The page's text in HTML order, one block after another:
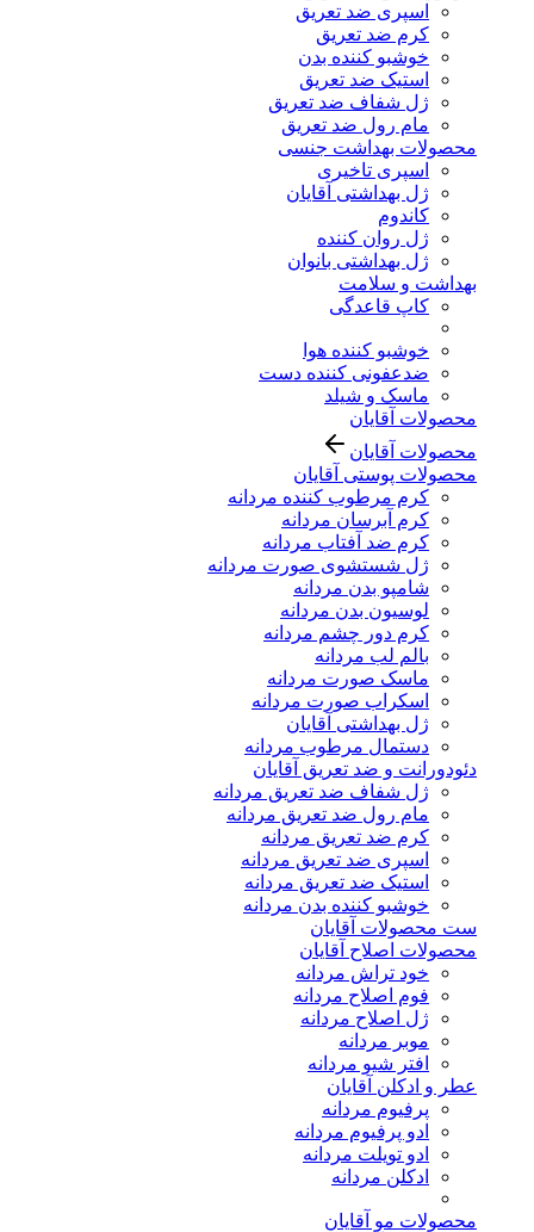
اسپری ضد تعریق
کرم ضد تعریق
خوشبو کننده بدن
استیک ضد تعریق
ژل شفاف ضد تعریق
مام رول ضد تعریق
محصولات بهداشت جنسی
اسپری تاخیری
ژل بهداشتی آقایان
کاندوم
ژل روان کننده
ژل بهداشتی بانوان
بهداشت و سلامت
کاپ قاعدگی
خوشبو کننده هوا
ضدعفونی کننده دست
ماسک و شیلد
محصولات آقایان
محصولات آقایان
محصولات پوستی آقایان
کرم مرطوب کننده مردانه
کرم آبرسان مردانه
کرم ضد آفتاب مردانه
ژل شستشوی صورت مردانه
شامپو بدن مردانه
لوسیون بدن مردانه
کرم دور چشم مردانه
بالم لب مردانه
ماسک صورت مردانه
اسکراب صورت مردانه
ژل بهداشتی آقایان
دستمال مرطوب مردانه
دئودورانت و ضد تعریق آقایان
ژل شفاف ضد تعریق مردانه
مام رول ضد تعریق مردانه
کرم ضد تعریق مردانه
اسپری ضد تعریق مردانه
استیک ضد تعریق مردانه
خوشبو کننده بدن مردانه
ست محصولات آقایان
محصولات اصلاح آقایان
خود تراش مردانه
فوم اصلاح مردانه
ژل اصلاح مردانه
موبر مردانه
افتر شیو مردانه
عطر و ادکلن آقایان
پرفیوم مردانه
ادو پرفیوم مردانه
ادو تویلت مردانه
ادکلن مردانه
محصولات مو آقایان